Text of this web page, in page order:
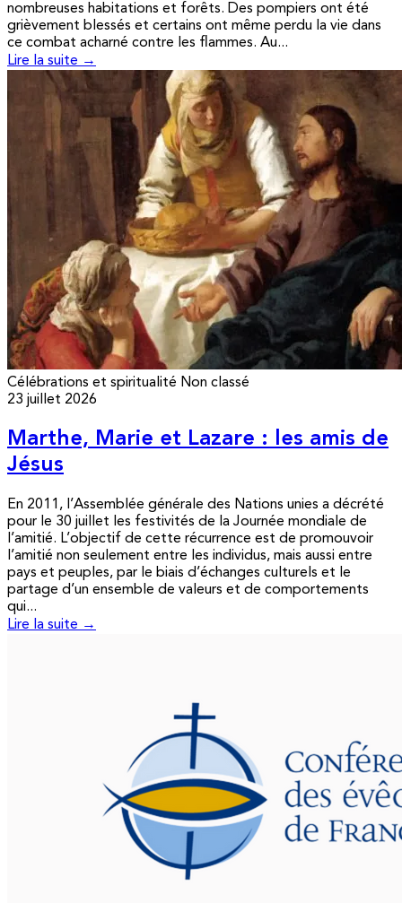
nombreuses habitations et forêts. Des pompiers ont été
grièvement blessés et certains ont même perdu la vie dans
ce combat acharné contre les flammes. Au...
Lire la suite →
Célébrations et spiritualité Non classé
23 juillet 2026
Marthe, Marie et Lazare : les amis de
Jésus
En 2011, l’Assemblée générale des Nations unies a décrété
pour le 30 juillet les festivités de la Journée mondiale de
l’amitié. L’objectif de cette récurrence est de promouvoir
l’amitié non seulement entre les individus, mais aussi entre
pays et peuples, par le biais d’échanges culturels et le
partage d’un ensemble de valeurs et de comportements
qui...
Lire la suite →